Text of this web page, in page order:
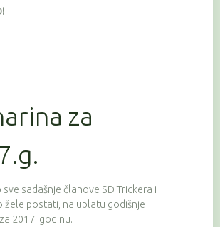
za
sadašnje članove SD Trickera i
žele postati, na uplatu godišnje
2017. godinu.